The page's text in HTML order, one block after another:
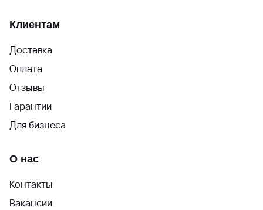
Клиентам
Доставка
Оплата
Отзывы
Гарантии
Для бизнеса
О нас
Контакты
Вакансии